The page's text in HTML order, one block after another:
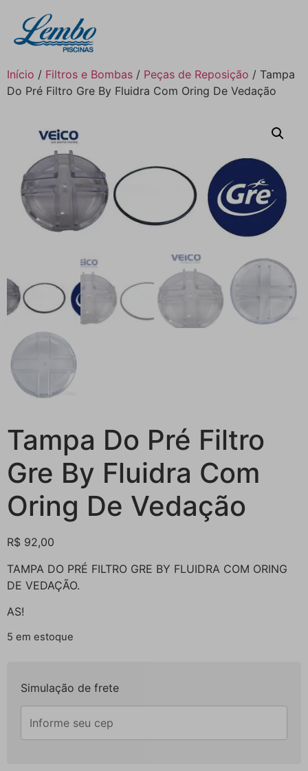
Início / Filtros e Bombas / Peças de Reposição / Tampa
Do Pré Filtro Gre By Fluidra Com Oring De Vedação
Tampa Do Pré Filtro
Gre By Fluidra Com
Oring De Vedação
R$ 92,00
TAMPA DO PRÉ FILTRO GRE BY FLUIDRA COM ORING
DE VEDAÇÃO.
AS!
5 em estoque
Simulação de frete